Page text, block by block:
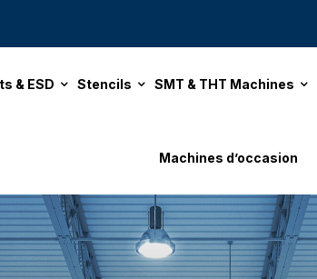
& ESD Stencils SMT & THT Machines
Machines d’occasion